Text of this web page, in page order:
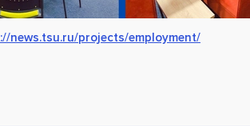
news.tsu.ru/projects/employment/